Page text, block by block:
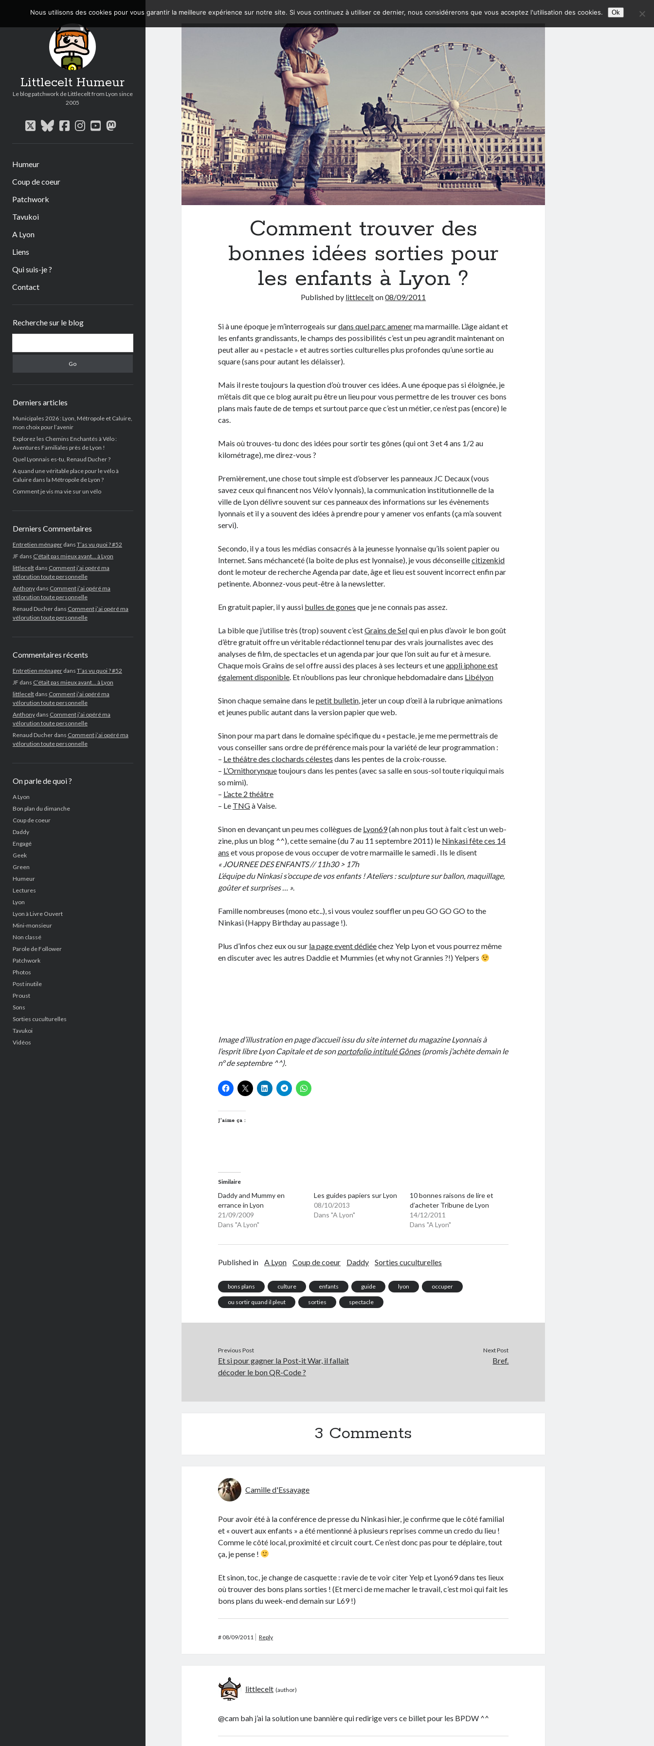
Littlecelt Humeur
Le blog patchwork de Littlecelt from Lyon since
2005
twitterbluesky
facebook
instagram
youtube
mastodon
Humeur
Coup de coeur
Patchwork
Tavukoi
A Lyon
Liens
Qui suis-je ?
Contact
Recherche sur le blog
Derniers articles
Municipales 2026 : Lyon, Métropole et Caluire,
mon choix pour l’avenir
Explorez les Chemins Enchantés à Vélo :
Aventures Familiales près de Lyon !
Quel Lyonnais es-tu, Renaud Ducher ?
A quand une véritable place pour le vélo à
Caluire dans la Métropole de Lyon ?
Comment je vis ma vie sur un vélo
Derniers Commentaires
Entretien ménagerdans T’as vu quoi ? #52
JF dans C’était pas mieux avant… à Lyon
littleceltdans Comment j’ai opéré ma
vélorution toute personnelle
Anthonydans Comment j’ai opéré ma
vélorution toute personnelle
Renaud Ducherdans Comment j’ai opéré ma
vélorution toute personnelle
Commentaires récents
Entretien ménagerdans T’as vu quoi ? #52
JF dans C’était pas mieux avant… à Lyon
littleceltdans Comment j’ai opéré ma
vélorution toute personnelle
Anthonydans Comment j’ai opéré ma
vélorution toute personnelle
Renaud Ducherdans Comment j’ai opéré ma
vélorution toute personnelle
On parle de quoi ?
A Lyon
Bon plan du dimanche
Coup de coeur
Daddy
Engagé
Geek
Green
Humeur
Lectures
Lyon
Lyon à Livre Ouvert
Mini-monsieur
Non classé
Parole de Follower
Patchwork
Photos
Post inutile
Proust
Sons
Sorties cuculturelles
Tavukoi
Vidéos
Comment trouver des
bonnes idées sorties pour
les enfants à Lyon ?
Published by littlecelton08/09/2011
Si à une époque je m’interrogeais surdans quel parc amenerma marmaille. L’âge aidant et
les enfants grandissants, le champs des possibilités c’est un peu agrandit maintenant on
peut aller au « pestacle » et autres sorties culturelles plus profondes qu’une sortie au
square (sans pour autant les délaisser).
Mais il reste toujours la question d’où trouver ces idées. A une époque pas si éloignée, je
m’étais dit que ce blog aurait pu être un lieu pour vous permettre de les trouver ces bons
plans mais faute de de temps et surtout parce que c’est un métier, ce n’est pas (encore) le
cas.
Mais où trouves-tu donc des idées pour sortir tes gônes (qui ont 3 et 4 ans 1/2 au
kilométrage), me direz-vous ?
Premièrement, une chose tout simple est d’observer les panneaux JC Decaux (vous
savez ceux qui financent nos Vélo’v lyonnais), la communication institutionnelle de la
ville de Lyon délivre souvent sur ces panneaux des informations sur les évènements
lyonnais et il y a souvent des idées à prendre pour y amener vos enfants (ça m’a souvent
servi).
Secondo, il y a tous les médias consacrés à la jeunesse lyonnaise qu’ils soient papier ou
Internet. Sans méchanceté (la boite de plus est lyonnaise), je vous déconseillecitizenkid
dont le moteur de recherche Agenda par date, âge et lieu est souvent incorrect enfin par
petinente. Abonnez-vous peut-être à la newsletter.
En gratuit papier, il y aussi bulles de gones que je ne connais pas assez.
La bible que j’utilise très (trop) souvent c’estGrains de Selqui en plus d’avoir le bon goût
d’être gratuit offre un véritable rédactionnel tenu par des vrais journalistes avec des
analyses de film, de spectacles et un agenda par jour que l’on suit au fur et à mesure.
Chaque mois Grains de sel offre aussi des places à ses lecteurs et uneappli iphone est
également disponible. Et n’oublions pas leur chronique hebdomadaire dans Libélyon
Sinon chaque semaine dans lepetit bulletin, jeter un coup d’œil à la rubrique animations
et jeunes public autant dans la version papier que web.
Sinon pour ma part dans le domaine spécifique du « pestacle, je me me permettrais de
vous conseiller sans ordre de préférence mais pour la variété de leur programmation :
– Le théâtre des clochards célestes dans les pentes de la croix-rousse.
– L’Ornithorynquetoujours dans les pentes (avec sa salle en sous-sol toute riquiqui mais
so mimi).
– L’acte 2 théâtre
– Le TNGà Vaise.
Sinon en devançant un peu mes collègues de Lyon69(ah non plus tout à fait c’est un web-
zine, plus un blog ^^), cette semaine (du 7 au 11 septembre 2011) le Ninkasi fête ces 14
ans et vous propose de vous occuper de votre marmaille le samedi . Ils le disent
« JOURNEE DES ENFANTS // 11h30 > 17h
L’équipe du Ninkasi s’occupe de vos enfants ! Ateliers : sculpture sur ballon, maquillage,
goûter et surprises … ».
Famille nombreuses (mono etc..), si vous voulez souffler un peu GO GO GO to the
Ninkasi (Happy Birthday au passage !).
Plus d’infos chez eux ou sur la page event dédiéechez Yelp Lyon et vous pourrez même
en discuter avec les autres Daddie et Mummies (et why not Grannies ?!) Yelpers
Image d’illustration en page d’accueil issu du site internet du magazine Lyonnais à
l’esprit libre Lyon Capitale et de sonportofolio intitulé Gônes(promis j’achète demain le
n° de septembre ^^).
J’aime ça :
Similaire
Daddy and Mummy en
errance in Lyon
21/09/2009
Dans "A Lyon"
Les guides papiers sur Lyon
08/10/2013
Dans "A Lyon"
10 bonnes raisons de lire et
d’acheter Tribune de Lyon
14/12/2011
Dans "A Lyon"
Published in A Lyon Coup de coeur Daddy Sorties cuculturelles
bons plans culture enfants guide lyon occuper
ou sortir quand il pleut sorties spectacle
Previous Post
Et si pour gagner la Post-it War, il fallait
décoder le bon QR-Code ?
Next Post
Bref.
3 Comments
Camille d'Essayage
Pour avoir été à la conférence de presse du Ninkasi hier, je confirme que le côté familial
et « ouvert aux enfants » a été mentionné à plusieurs reprises comme un credo du lieu !
Comme le côté local, proximité et circuit court. Ce n’est donc pas pour te déplaire, tout
ça, je pense !
Et sinon, toc, je change de casquette : ravie de te voir citer Yelp et Lyon69 dans tes lieux
où trouver des bons plans sorties ! (Et merci de me macher le travail, c’est moi qui fait les
bons plans du week-end demain sur L69 !)
#08/09/2011 Reply
littlecelt
@cam bah j’ai la solution une bannière qui redirige vers ce billet pour les BPDW ^^
Nous utilisons des cookies pour vous garantir la meilleure expérience sur notre site. Si vous continuez à utiliser ce dernier, nous considérerons que vous acceptez l'utilisation des cookies. Ok